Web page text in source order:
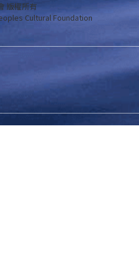
版權所有
Cultural Foundation